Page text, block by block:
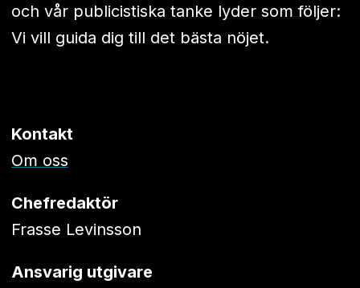
och vår publicistiska tanke lyder som följer:
Vi vill guida dig till det bästa nöjet.
Kontakt
Om oss
Chefredaktör
Frasse Levinsson
Ansvarig utgivare